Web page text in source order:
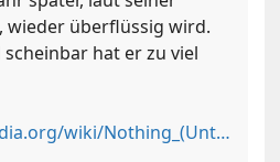
wieder überflüssig wird.
hat er zu viel
https://de.wikipedia.org/wiki/Nothing_(Unternehmen)